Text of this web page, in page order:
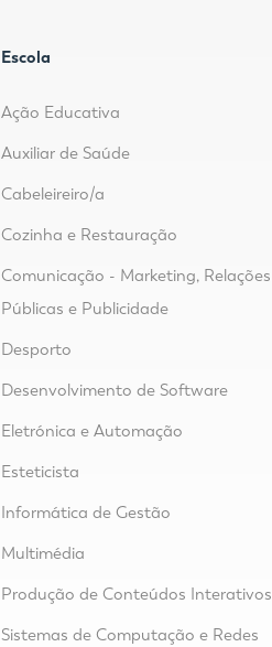
Escola
Ação Educativa
Auxiliar de Saúde
Cabeleireiro/a
Cozinha e Restauração
Comunicação - Marketing, Relações
Públicas e Publicidade
Desporto
Desenvolvimento de Software
Eletrónica e Automação
Esteticista
Informática de Gestão
Multimédia
Produção de Conteúdos Interativos
Sistemas de Computação e Redes